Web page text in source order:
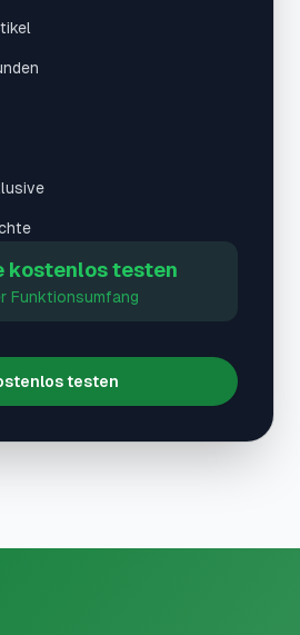
kostenlos testen
Funktionsumfang
testen